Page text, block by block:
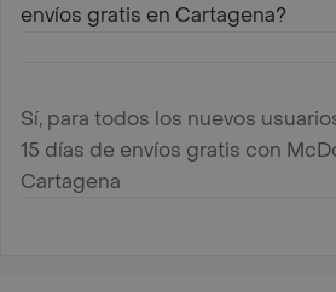
envíos gratis en Cartagena?
Sí, para todos los nuevos
15 días de envíos gratis con
Cartagena